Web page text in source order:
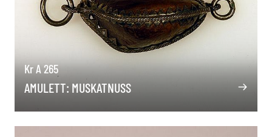
Kr A 265
AMULETT: MUSKATNUSS